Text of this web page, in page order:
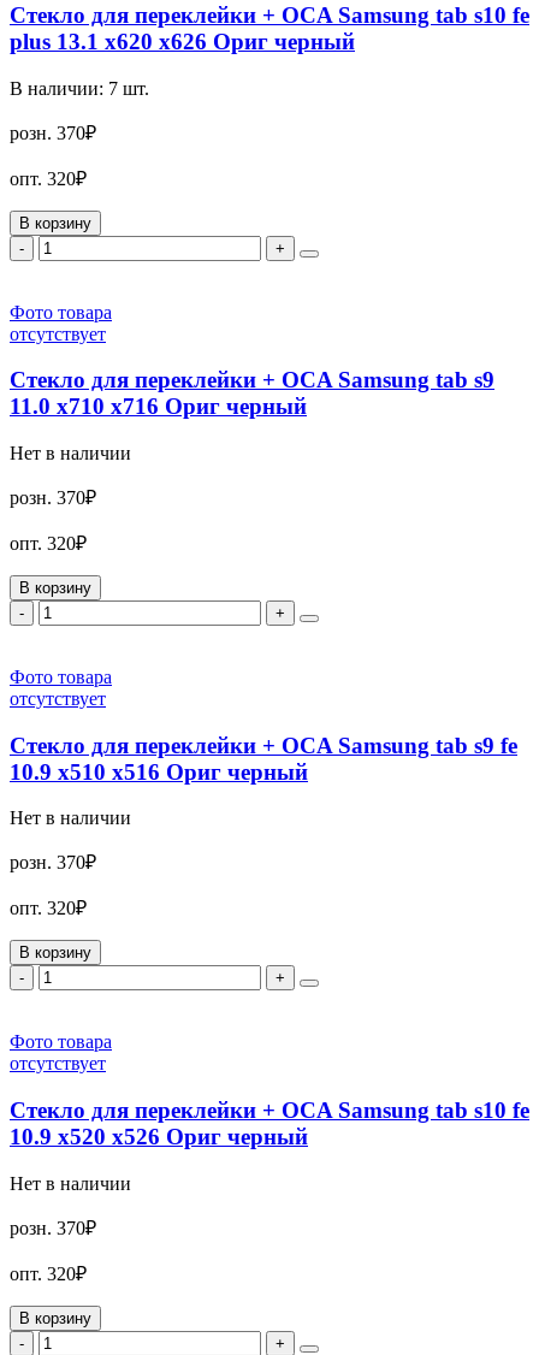
Стекло для переклейки + OCA Samsung tab s10 fe
plus 13.1 x620 x626 Ориг черный
В наличии: 7 шт.
розн. 370₽
опт. 320₽
В корзину
-
+
Фото товара
отсутствует
Стекло для переклейки + OCA Samsung tab s9
11.0 x710 x716 Ориг черный
Нет в наличии
розн. 370₽
опт. 320₽
В корзину
-
+
Фото товара
отсутствует
Стекло для переклейки + OCA Samsung tab s9 fe
10.9 x510 x516 Ориг черный
Нет в наличии
розн. 370₽
опт. 320₽
В корзину
-
+
Фото товара
отсутствует
Стекло для переклейки + OCA Samsung tab s10 fe
10.9 x520 x526 Ориг черный
Нет в наличии
розн. 370₽
опт. 320₽
В корзину
-
+